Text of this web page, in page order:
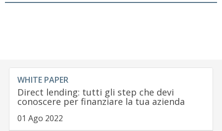
WHITE PAPER
Direct lending: tutti gli step che devi
conoscere per finanziare la tua azienda
01 Ago 2022